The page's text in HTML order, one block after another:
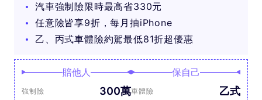
汽車強制險限時最高省330元
任意險皆享9折，每月抽iPhone
乙、丙式車體險約駕最低81折超優惠
賠他人
強制險 300萬
保自己
車體險 乙式